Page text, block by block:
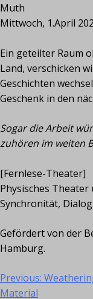
Muth
Mittwoch, 1.April
Ein geteilter Raum
Land, verschicken
Geschichten
Geschenk in den
Sogar die Arbeit
zuhören im weiten
[Fernlese-Theater]
Physisches
Synchronität,
Gefördert von der
Hamburg.
Previous:
Material